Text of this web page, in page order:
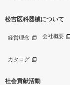
松吉医科器械について
経営理念 会社概要
カタログ
社会貢献活動